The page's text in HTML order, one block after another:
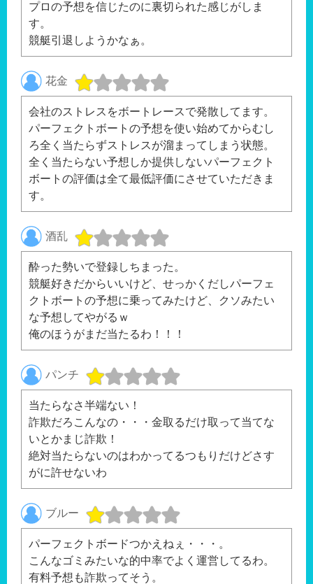
プロの予想を信じたのに裏切られた感じがしま
す。
競艇引退しようかなぁ。
花金
会社のストレスをボートレースで発散してます。
パーフェクトボートの予想を使い始めてからむし
ろ全く当たらずストレスが溜まってしまう状態。
全く当たらない予想しか提供しないパーフェクト
ボートの評価は全て最低評価にさせていただきま
す。
酒乱
酔った勢いで登録しちまった。
競艇好きだからいいけど、せっかくだしパーフェ
クトボートの予想に乗ってみたけど、クソみたい
な予想してやがるｗ
俺のほうがまだ当たるわ！！！
パンチ
当たらなさ半端ない！
詐欺だろこんなの・・・金取るだけ取って当てな
いとかまじ詐欺！
絶対当たらないのはわかってるつもりだけどさす
がに許せないわ
ブルー
パーフェクトボードつかえねぇ・・・。
こんなゴミみたいな的中率でよく運営してるわ。
有料予想も詐欺ってそう。